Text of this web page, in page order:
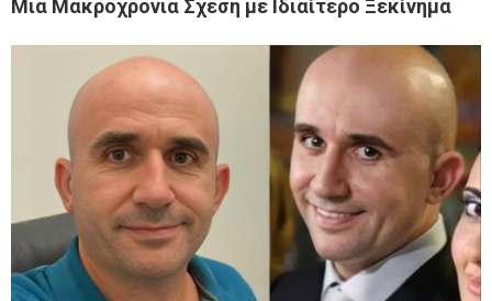
Μια Μακροχρόνια Σχέση με Ιδιαίτερο Ξεκίνημα